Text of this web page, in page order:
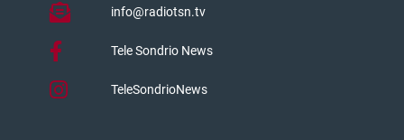
info@radiotsn.tv
Tele Sondrio News
TeleSondrioNews